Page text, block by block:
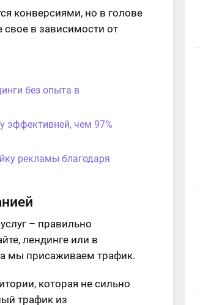
конверсиями, но в голове
свое в зависимости от
без опыта в
эффективней, чем 97%
рекламы благодаря
– правильно
лендинге или в
мы присаживаем трафик.
которая не сильно
трафик из